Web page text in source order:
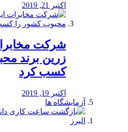
اکتبر 21, 2019
شرکت
زرین برند
کسب کرد
اکتبر 19, 2019
آزمایشگاه ها